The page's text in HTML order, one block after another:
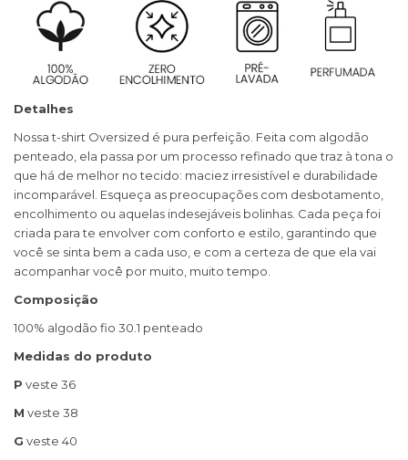
Detalhes
Nossa t-shirt Oversized é pura perfeição. Feita com algodão
penteado, ela passa por um processo refinado que traz à tona o
que há de melhor no tecido: maciez irresistível e durabilidade
incomparável. Esqueça as preocupações com desbotamento,
encolhimento ou aquelas indesejáveis bolinhas. Cada peça foi
criada para te envolver com conforto e estilo, garantindo que
você se sinta bem a cada uso, e com a certeza de que ela vai
acompanhar você por muito, muito tempo.
Composição
100% algodão fio 30.1 penteado
Medidas do produto
P veste 36
M veste 38
G veste 40